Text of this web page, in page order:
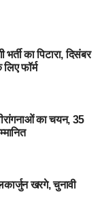
₹10,950
ही योगदान
है।4 साल की अवधि
को लगभग
₹11.71
का पिटारा, दिसंबर
फॉर्म
का चयन, 35
खरगे, चुनावी